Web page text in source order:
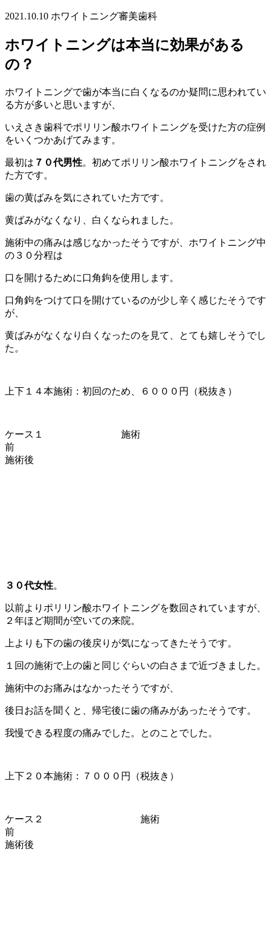
2021.10.10 ホワイトニング審美歯科
ホワイトニングは本当に効果がある
の？
ホワイトニングで歯が本当に白くなるのか疑問に思われてい
る方が多いと思いますが、
いえさき歯科でポリリン酸ホワイトニングを受けた方の症例
をいくつかあげてみます。
最初は ７０代男性。初めてポリリン酸ホワイトニングをされ
た方です。
歯の黄ばみを気にされていた方です。
黄ばみがなくなり、白くなられました。
施術中の痛みは感じなかったそうですが、ホワイトニング中
の３０分程は
口を開けるために口角鉤を使用します。
口角鉤をつけて口を開けているのが少し辛く感じたそうです
が、
黄ばみがなくなり白くなったのを見て、とても嬉しそうでし
た。
上下１４本施術：初回のため、６０００円（税抜き）
ケース１ 施術
施術後
３０代女性。
以前よりポリリン酸ホワイトニングを数回されていますが、
２年ほど期間が空いての来院。
上よりも下の歯の後戻りが気になってきたそうです。
１回の施術で上の歯と同じぐらいの白さまで近づきました。
施術中のお痛みはなかったそうですが、
後日お話を聞くと、帰宅後に歯の痛みがあったそうです。
我慢できる程度の痛みでした。とのことでした。
上下２０本施術：７０００円（税抜き）
ケース２ 施術
施術後